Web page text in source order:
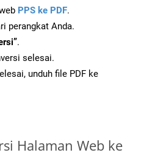
PPS ke PDF.
perangkat Anda.
.
selesai.
unduh file PDF ke
Halaman Web ke